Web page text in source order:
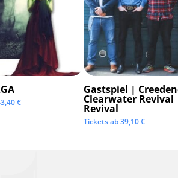
€
Gastspiel |
Clearwater Revival
Revival
Tickets ab39,10€